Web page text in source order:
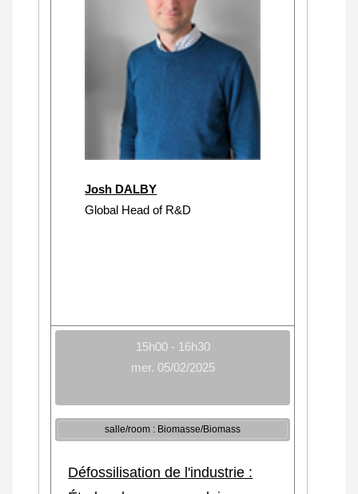
Josh DALBY
Global Head of R&D
15h00 - 16h30
mer. 05/02/2025
salle/room : Biomasse/Biomass
Défossilisation de l'industrie :